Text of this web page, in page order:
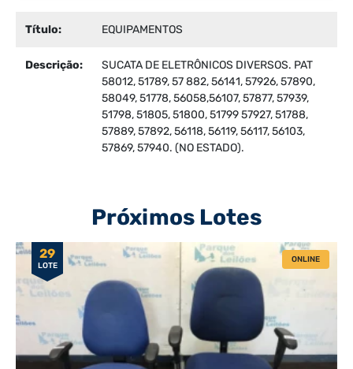
Título: EQUIPAMENTOS
Descrição:
SUCATA DE ELETRÔNICOS DIVERSOS. PAT
58012, 51789, 57 882, 56141, 57926, 57890,
58049, 51778, 56058,56107, 57877, 57939,
51798, 51805, 51800, 51799 57927, 51788,
57889, 57892, 56118, 56119, 56117, 56103,
57869, 57940. (NO ESTADO).
Próximos Lotes
29
LOTE
ONLINE